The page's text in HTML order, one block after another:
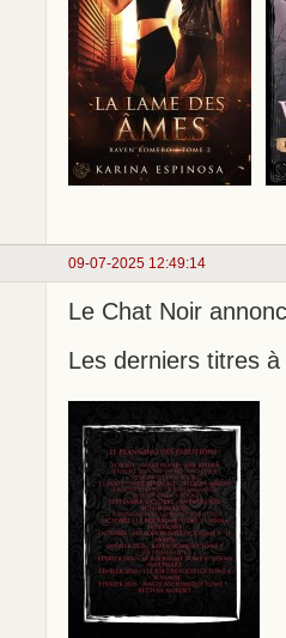
09-07-2025 12:49:14
Le Chat Noir
Les derniers titres